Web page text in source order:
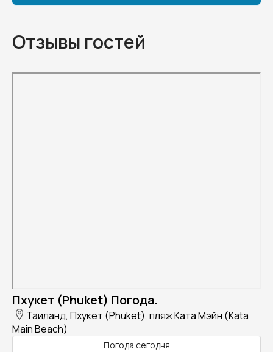
Отзывы гостей
Пхукет (Phuket) Погода.
Таиланд, Пхукет (Phuket), пляж Ката Мэйн (Kata
Main Beach)
Погода сегодня